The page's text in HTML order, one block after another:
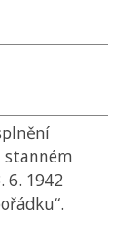
stanném
6. 1942